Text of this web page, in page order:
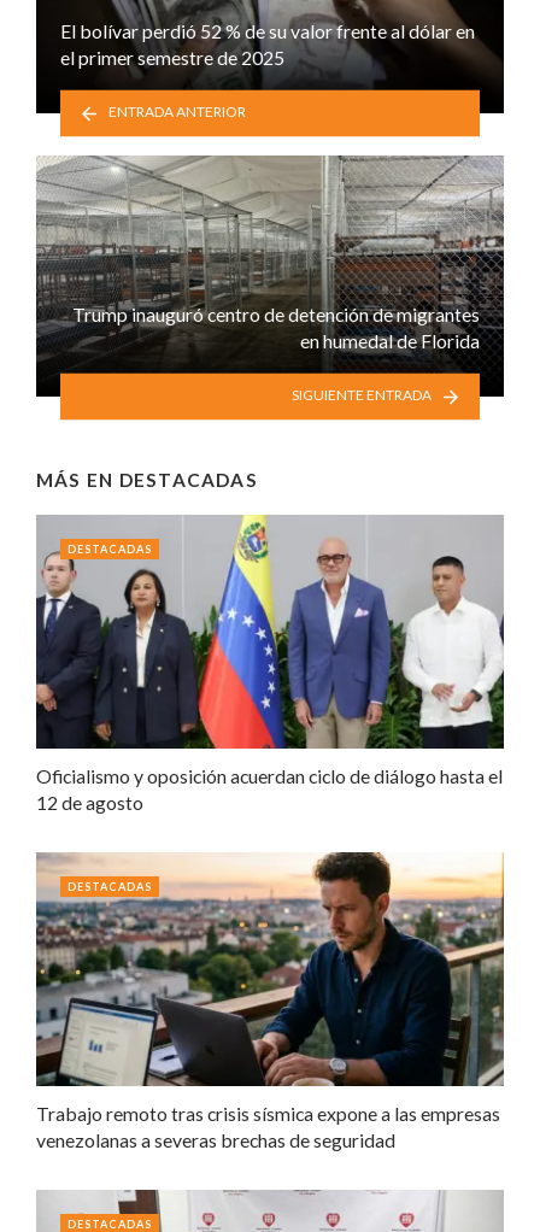
El bolívar perdió 52 % de su valor frente al dólar en
el primer semestre de 2025
ENTRADA ANTERIOR
Trump inauguró centro de detención de migrantes
en humedal de Florida
SIGUIENTE ENTRADA
MÁS EN DESTACADAS
Oficialismo y oposición acuerdan ciclo de diálogo hasta el
12 de agosto
DESTACADAS
Trabajo remoto tras crisis sísmica expone a las empresas
venezolanas a severas brechas de seguridad
DESTACADAS
DESTACADAS